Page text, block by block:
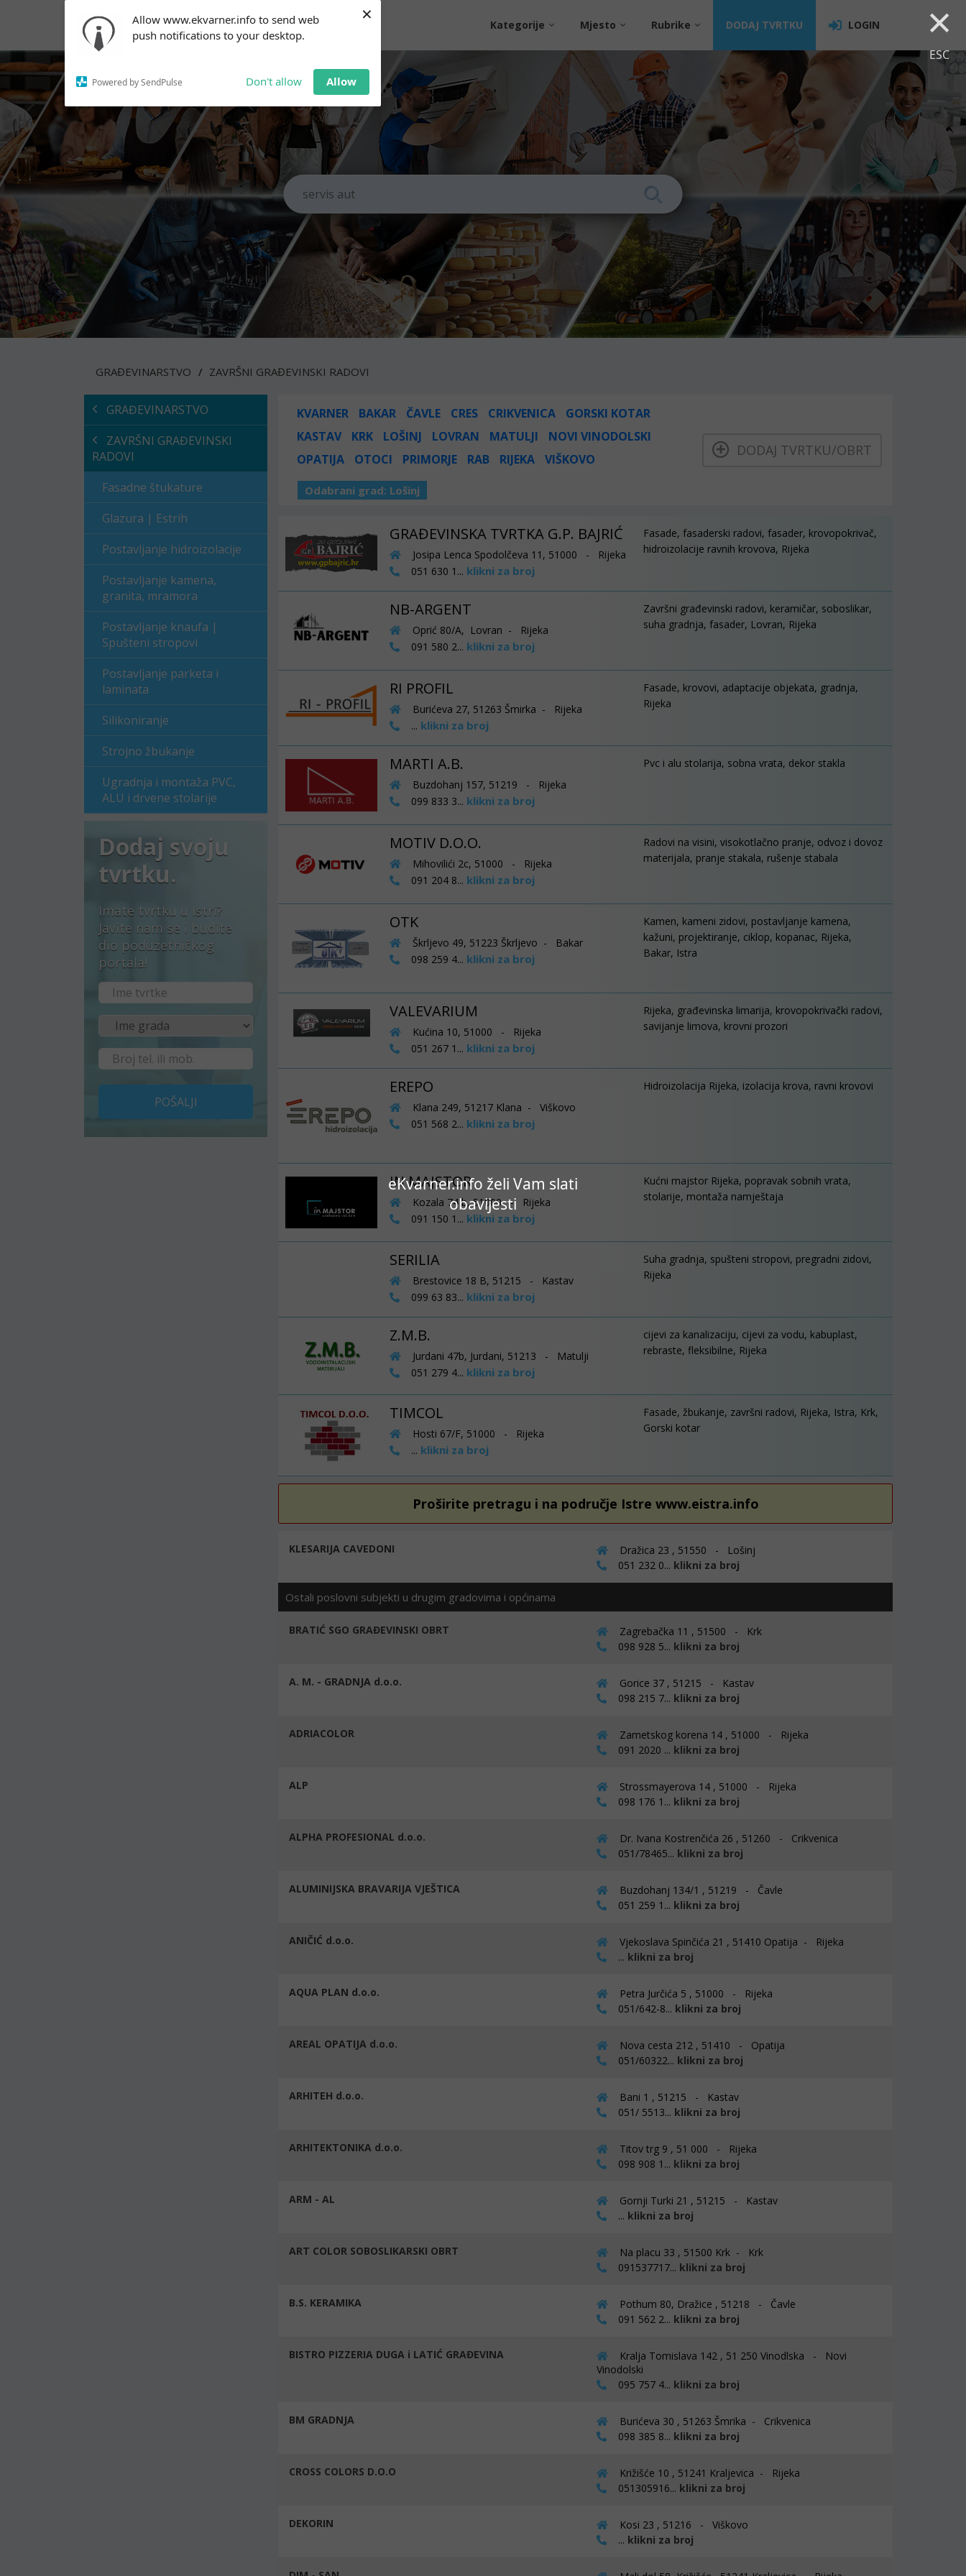
Allow www.ekvarner.info to send web
push notifications to your desktop.
Powered by SendPulse Don't allow Allow
× ×
ESC
eKvarner.info želi Vam slati
obavijesti
notifications!
To enable permission prompts, click
on the notification icon
Kategorije Mjesto Rubrike DODAJ TVRTKU LOGIN
GRAĐEVINARSTVO ZAVRŠNI GRAĐEVINSKI RADOVI
GRAĐEVINARSTVO
ZAVRŠNI GRAĐEVINSKI
RADOVI
Fasadne štukature
Glazura | Estrih
Postavljanje hidroizolacije
Postavljanje kamena,
granita, mramora
Postavljanje knaufa |
Spušteni stropovi
Postavljanje parketa i
laminata
Silikoniranje
Strojno žbukanje
Ugradnja i montaža PVC,
ALU i drvene stolarije
Dodaj svoju
tvrtku.
Imate tvrtku u Istri?
Javite nam se i budite
dio poduzetničkog
portala!
POŠALJI
KVARNER BAKAR ČAVLE CRES CRIKVENICA
GORSKI KOTAR
KASTAV
KRK LOŠINJ LOVRAN MATULJI
NOVI VINODOLSKI
OPATIJA
OTOCI PRIMORJE RAB RIJEKA VIŠKOVO
Odabrani grad: Lošinj
DODAJ TVRTKU/OBRT
GRAĐEVINSKA TVRTKA G.P. BAJRIĆ
Josipa Lenca Spodolčeva 11, 51000 - Rijeka
051 630 1... klikni za broj
Fasade, fasaderski radovi, fasader, krovopokrivač,
hidroizolacije ravnih krovova, Rijeka
NB-ARGENT
Oprić 80/A, Lovran - Rijeka
091 580 2... klikni za broj
Završni građevinski radovi, keramičar, soboslikar,
suha gradnja, fasader, Lovran, Rijeka
RI PROFIL
Burićeva 27, 51263 Šmirka - Rijeka
... klikni za broj
Fasade, krovovi, adaptacije objekata, gradnja,
Rijeka
MARTI A.B.
Buzdohanj 157, 51219 - Rijeka
099 833 3... klikni za broj
Pvc i alu stolarija, sobna vrata, dekor stakla
MOTIV D.O.O.
Mihovilići 2c, 51000 - Rijeka
091 204 8... klikni za broj
Radovi na visini, visokotlačno pranje, odvoz i dovoz
materijala, pranje stakala, rušenje stabala
OTK
Škrljevo 49, 51223 Škrljevo - Bakar
098 259 4... klikni za broj
Kamen, kameni zidovi, postavljanje kamena,
kažuni, projektiranje, ciklop, kopanac, Rijeka,
Bakar, Istra
VALEVARIUM
Kućina 10, 51000 - Rijeka
051 267 1... klikni za broj
Rijeka, građevinska limarija, krovopokrivački radovi,
savijanje limova, krovni prozori
EREPO
Klana 249, 51217 Klana - Viškovo
051 568 2... klikni za broj
Hidroizolacija Rijeka, izolacija krova, ravni krovovi
IN MAJSTOR
Kozala 74 b, 51000 - Rijeka
091 150 1... klikni za broj
Kućni majstor Rijeka, popravak sobnih vrata,
stolarije, montaža namještaja
SERILIA
Brestovice 18 B, 51215 - Kastav
099 63 83... klikni za broj
Suha gradnja, spušteni stropovi, pregradni zidovi,
Rijeka
Z.M.B.
Jurdani 47b, Jurdani, 51213 - Matulji
051 279 4... klikni za broj
cijevi za kanalizaciju, cijevi za vodu, kabuplast,
rebraste, fleksibilne, Rijeka
TIMCOL
Hosti 67/F, 51000 - Rijeka
... klikni za broj
Fasade, žbukanje, završni radovi, Rijeka, Istra, Krk,
Gorski kotar
Proširite pretragu i na područje Istre www.eistra.info
KLESARIJA CAVEDONI
Dražica 23 , 51550 - Lošinj
051 232 0... klikni za broj
Ostali poslovni subjekti u drugim gradovima i općinama
BRATIĆ SGO GRAĐEVINSKI OBRT
Zagrebačka 11 , 51500 - Krk
098 928 5... klikni za broj
A. M. - GRADNJA d.o.o.
Gorice 37 , 51215 - Kastav
098 215 7... klikni za broj
ADRIACOLOR
Zametskog korena 14 , 51000 - Rijeka
091 2020 ... klikni za broj
ALP
Strossmayerova 14 , 51000 - Rijeka
098 176 1... klikni za broj
ALPHA PROFESIONAL d.o.o.
Dr. Ivana Kostrenčića 26 , 51260 - Crikvenica
051/78465... klikni za broj
ALUMINIJSKA BRAVARIJA VJEŠTICA
Buzdohanj 134/1 , 51219 - Čavle
051 259 1... klikni za broj
ANIČIĆ d.o.o.
Vjekoslava Spinčića 21 , 51410 Opatija - Rijeka
... klikni za broj
AQUA PLAN d.o.o.
Petra Jurčića 5 , 51000 - Rijeka
051/642-8... klikni za broj
AREAL OPATIJA d.o.o.
Nova cesta 212 , 51410 - Opatija
051/60322... klikni za broj
ARHITEH d.o.o.
Bani 1 , 51215 - Kastav
051/ 5513... klikni za broj
ARHITEKTONIKA d.o.o.
Titov trg 9 , 51 000 - Rijeka
098 908 1... klikni za broj
ARM - AL
Gornji Turki 21 , 51215 - Kastav
... klikni za broj
ART COLOR SOBOSLIKARSKI OBRT
Na placu 33 , 51500 Krk - Krk
091537717... klikni za broj
B.S. KERAMIKA
Pothum 80, Dražice , 51218 - Čavle
091 562 2... klikni za broj
BISTRO PIZZERIA DUGA i LATIĆ GRAĐEVINA
Kralja Tomislava 142 , 51 250 Vinodlska - Novi
Vinodolski
095 757 4... klikni za broj
BM GRADNJA
Burićeva 30 , 51263 Šmrika - Crikvenica
098 385 8... klikni za broj
CROSS COLORS D.O.O
Križišće 10 , 51241 Kraljevica - Rijeka
051305916... klikni za broj
DEKORIN
Kosi 23 , 51216 - Viškovo
... klikni za broj